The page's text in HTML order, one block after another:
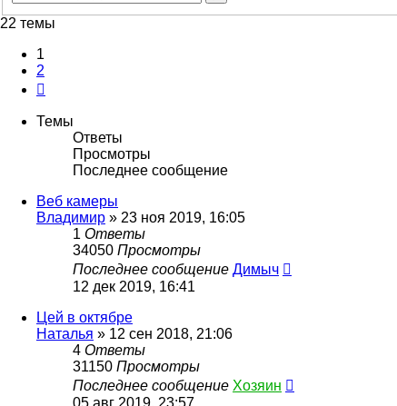
22 темы
1
2
Темы
Ответы
Просмотры
Последнее сообщение
Веб камеры
Владимир » 23 ноя 2019, 16:05
1 Ответы
34050 Просмотры
Последнее сообщение Димыч
12 дек 2019, 16:41
Цей в октябре
Наталья » 12 сен 2018, 21:06
4 Ответы
31150 Просмотры
Последнее сообщение Хозяин
05 авг 2019, 23:57